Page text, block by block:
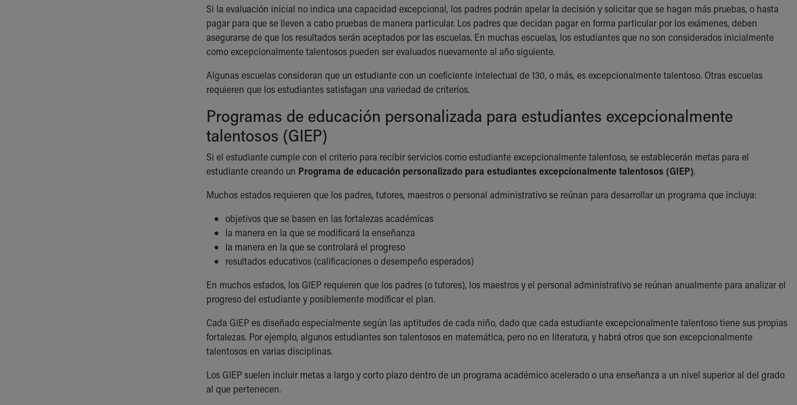
Si la evaluación inicial no indica una capacidad excepcional, los padres podrán apelar la decisión y solicitar que se hagan más pruebas, o hasta
pagar para que se lleven a cabo pruebas de manera particular. Los padres que decidan pagar en forma particular por los exámenes, deben
asegurarse de que los resultados serán aceptados por las escuelas. En muchas escuelas, los estudiantes que no son considerados inicialmente
como excepcionalmente talentosos pueden ser evaluados nuevamente al año siguiente.
Algunas escuelas consideran que un estudiante con un coeficiente intelectual de 130, o más, es excepcionalmente talentoso. Otras escuelas
requieren que los estudiantes satisfagan una variedad de criterios.
Programas de educación personalizada para estudiantes excepcionalmente
talentosos (GIEP)
Si el estudiante cumple con el criterio para recibir servicios como estudiante excepcionalmente talentoso, se establecerán metas para el
estudiante creando un Programa de educación personalizado para estudiantes excepcionalmente talentosos (GIEP).
Muchos estados requieren que los padres, tutores, maestros o personal administrativo se reúnan para desarrollar un programa que incluya:
objetivos que se basen en las fortalezas académicas
la manera en la que se modificará la enseñanza
la manera en la que se controlará el progreso
resultados educativos (calificaciones o desempeño esperados)
En muchos estados, los GIEP requieren que los padres (o tutores), los maestros y el personal administrativo se reúnan anualmente para analizar el
progreso del estudiante y posiblemente modificar el plan.
Cada GIEP es diseñado especialmente según las aptitudes de cada niño, dado que cada estudiante excepcionalmente talentoso tiene sus propias
fortalezas. Por ejemplo, algunos estudiantes son talentosos en matemática, pero no en literatura, y habrá otros que son excepcionalmente
talentosos en varias disciplinas.
Los GIEP suelen incluir metas a largo y corto plazo dentro de un programa académico acelerado o una enseñanza a un nivel superior al del grado
al que pertenecen.